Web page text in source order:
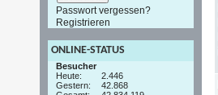
Passwort vergessen?
Registrieren
ONLINE-STATUS
Besucher
Heute:
2.446
Gestern:
42.868